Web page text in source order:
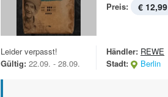
Preis: € 12,99
Leider verpasst!
Gültig: 22.09. - 28.09.
Händler: REWE
Stadt:
Berlin